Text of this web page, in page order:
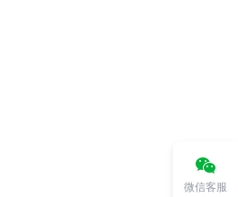
微信客服